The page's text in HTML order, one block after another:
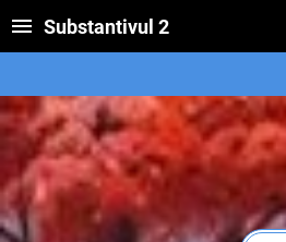
Substantivul 2